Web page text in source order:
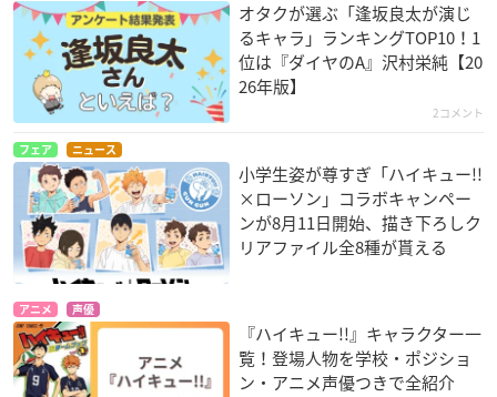
オタクが選ぶ「逢坂良太が演じ
るキャラ」ランキングTOP10！1
位は『ダイヤのA』沢村栄純【20
26年版】
2コメント
フェア ニュース
小学生姿が尊すぎ「ハイキュー!!
×ローソン」コラボキャンペー
ンが8月11日開始、描き下ろしク
リアファイル全8種が貰える
アニメ 声優
『ハイキュー!!』キャラクター一
覧！登場人物を学校・ポジショ
ン・アニメ声優つきで全紹介